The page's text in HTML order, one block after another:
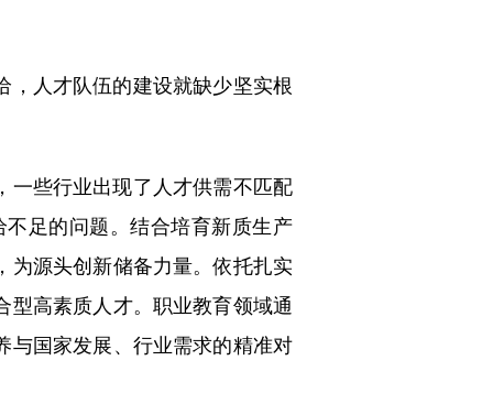
人才队伍的建设就缺少坚实根
些行业出现了人才供需不匹配
足的问题。结合培育新质生产
为源头创新储备力量。依托扎实
型高素质人才。职业教育领域通
与国家发展、行业需求的精准对